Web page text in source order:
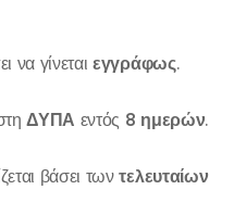
να γίνεταιεγγράφως.
ΔΥΠΑ εντός 8 ημερών.
βάσει τωντελευταίων